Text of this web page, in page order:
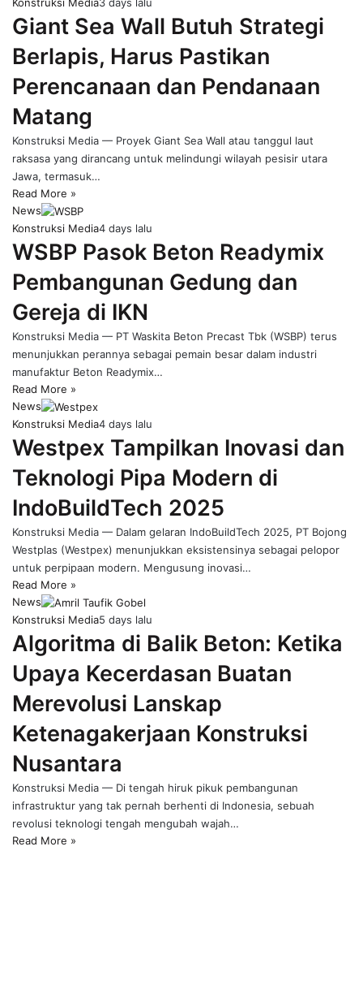
Konstruksi Media3 days lalu
Giant Sea Wall Butuh Strategi
Berlapis, Harus Pastikan
Perencanaan dan Pendanaan
Matang
Konstruksi Media — Proyek Giant Sea Wall atau tanggul laut
raksasa yang dirancang untuk melindungi wilayah pesisir utara
Jawa, termasuk…
Read More »
News
Konstruksi Media4 days lalu
WSBP Pasok Beton Readymix
Pembangunan Gedung dan
Gereja di IKN
Konstruksi Media — PT Waskita Beton Precast Tbk (WSBP) terus
menunjukkan perannya sebagai pemain besar dalam industri
manufaktur Beton Readymix…
Read More »
News
Konstruksi Media4 days lalu
Westpex Tampilkan Inovasi dan
Teknologi Pipa Modern di
IndoBuildTech 2025
Konstruksi Media — Dalam gelaran IndoBuildTech 2025, PT Bojong
Westplas (Westpex) menunjukkan eksistensinya sebagai pelopor
untuk perpipaan modern. Mengusung inovasi…
Read More »
News
Konstruksi Media5 days lalu
Algoritma di Balik Beton: Ketika
Upaya Kecerdasan Buatan
Merevolusi Lanskap
Ketenagakerjaan Konstruksi
Nusantara
Konstruksi Media — Di tengah hiruk pikuk pembangunan
infrastruktur yang tak pernah berhenti di Indonesia, sebuah
revolusi teknologi tengah mengubah wajah…
Read More »